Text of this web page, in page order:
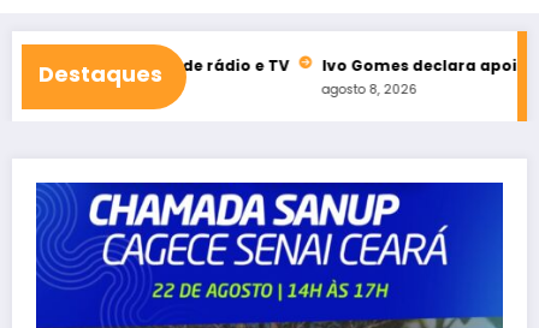
Destaques
de rádio e TV Ivo Gomes declara apoio à reeleição